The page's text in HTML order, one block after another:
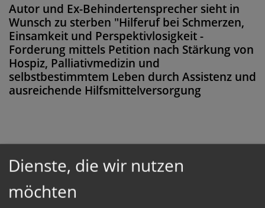
Autor und Ex-Behindertensprecher sieht in
Wunsch zu sterben "Hilferuf bei Schmerzen,
Einsamkeit und Perspektivlosigkeit -
Forderung mittels Petition nach Stärkung von
Hospiz, Palliativmedizin und
selbstbestimmtem Leben durch Assistenz und
ausreichende Hilfsmittelversorgung
loggen Sie sich ein, oder bestellen Sie das
ProduktKathpress_online
Dienste, die wir nutzen
möchten